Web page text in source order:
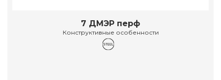
7 ДМЭР перф
Конструктивные особенности